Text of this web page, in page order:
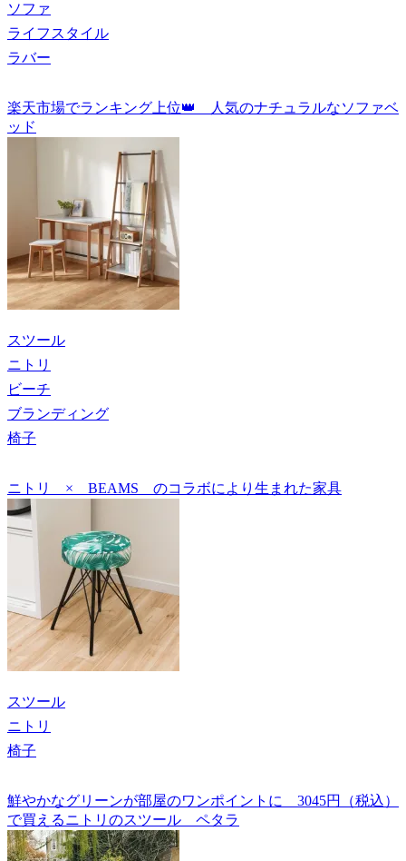
ソファ
ライフスタイル
ラバー
楽天市場でランキング上位👑 人気のナチュラルなソファベ
ッド
スツール
ニトリ
ビーチ
ブランディング
椅子
ニトリ × BEAMS のコラボにより生まれた家具
スツール
ニトリ
椅子
鮮やかなグリーンが部屋のワンポイントに 3045円（税込）
で買えるニトリのスツール ペタラ